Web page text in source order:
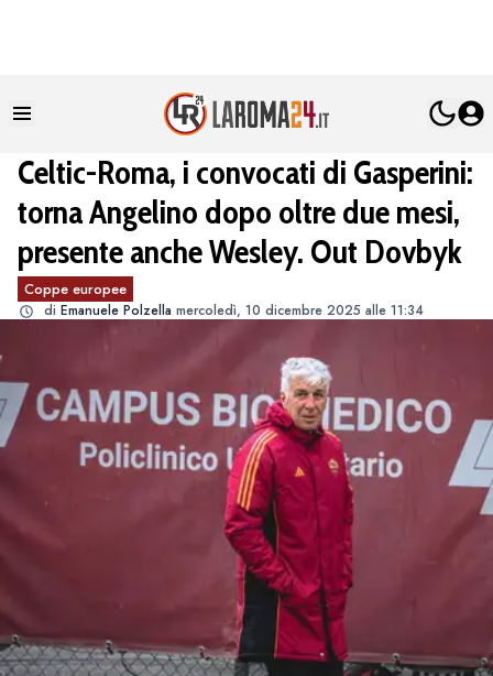
Celtic-Roma, i convocati di Gasperini:
torna Angelino dopo oltre due mesi,
presente anche Wesley. Out Dovbyk
Coppe europee
di Emanuele Polzella mercoledì, 10 dicembre 2025 alle 11:34